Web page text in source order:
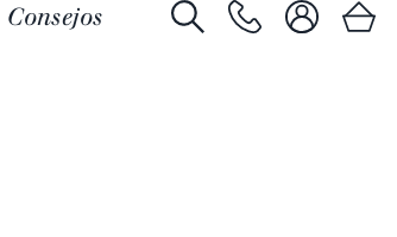
Consejos